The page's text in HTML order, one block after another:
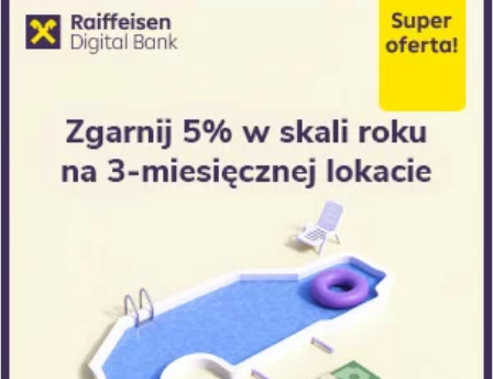
(zgłoś, jeśli ten opis wprowadza w błąd)